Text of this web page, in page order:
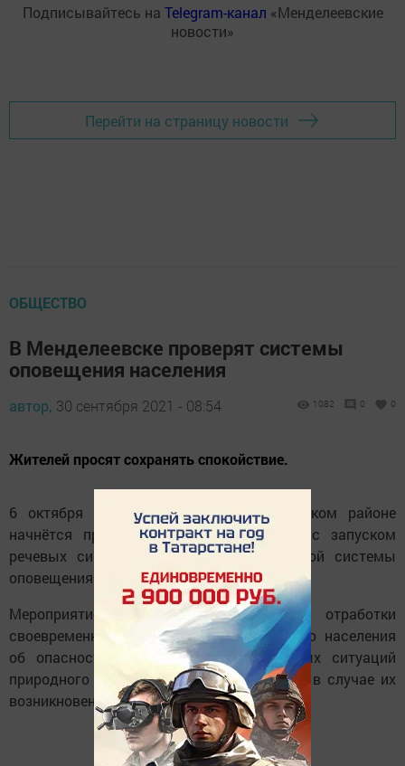
Подписывайтесь на Telegram-канал «Менделеевские
новости»
Перейти на страницу новости
ОБЩЕСТВО
В Менделеевске проверят системы
оповещения населения
автор, 30 сентября 2021 - 08:54 1082 0 0
Жителей просят сохранять спокойствие.
6 октября в 10.40 часов в Менделеевском районе
начнётся проверка систем оповещения с запуском
речевых сиренных установок и локальной системы
оповещения АО «Аммоний».
Мероприятие проводится с целью отработки
своевременное доведение информации до населения
об опасностях при угрозе чрезвычайных ситуаций
природного и техногенного характера или в случае их
возникновения.